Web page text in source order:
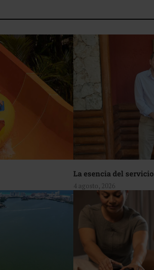
La esencia del servicio
4 agosto, 2026